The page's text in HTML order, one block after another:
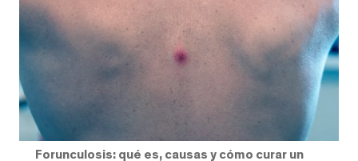
Forunculosis: qué es, causas y cómo curar un